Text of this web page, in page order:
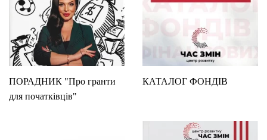
ПОРАДНИК "Про гранти
для початківців"
КАТАЛОГ ФОНДІВ